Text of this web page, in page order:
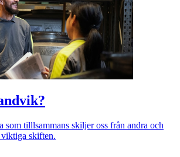
som tilllsammans skiljer oss från andra och
skiften.